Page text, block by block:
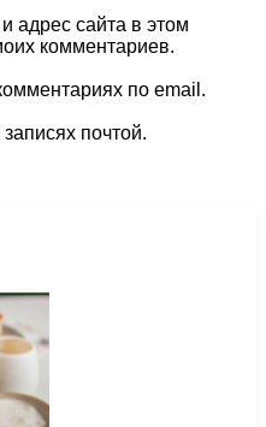
адрес сайта в этом
комментариев.
по email.
почтой.